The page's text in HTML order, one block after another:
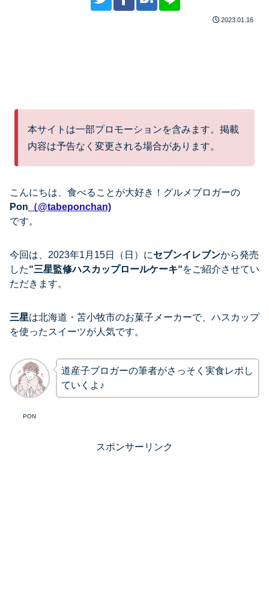
2023.01.16
本サイトは一部プロモーションを含みます。掲載
内容は予告なく変更される場合があります。
こんにちは、 食べることが大好き！グルメブロガーの
Pon （@tabeponchan)
です。
今回は、2023年1月15日（日）にセブンイレブンから発売
した“三星監修ハスカップロールケーキ“をご紹介させてい
ただきます。
三星は北海道・苫小牧市のお菓子メーカーで、ハスカップ
を使ったスイーツが人気です。
PON
道産子ブロガーの筆者がさっそく実食レポし
ていくよ♪
スポンサーリンク